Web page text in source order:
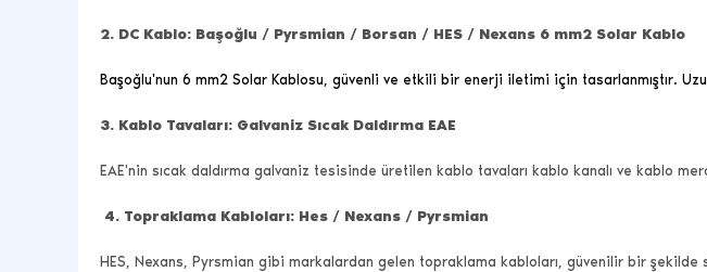
2. DC Kablo: Başoğlu / Pyrsmian / Borsan / HES / Nexans 6 mm2 Solar Kablo
Başoğlu'nun 6 mm2 Solar Kablosu, güvenli ve etkili bir enerji iletimi için tasarlanmıştır.
3. Kablo Tavaları: Galvaniz Sıcak Daldırma EAE
EAE'nin sıcak daldırma galvaniz tesisinde üretilen kablo tavaları kablo kanalı ve kablo
4. Topraklama Kabloları: Hes / Nexans / Pyrsmian
HES, Nexans, Pyrsmian gibi markalardan gelen topraklama kabloları, güvenilir bir